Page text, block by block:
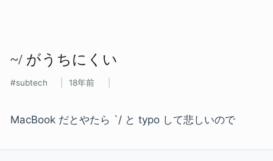
~/ が​うちに​くい
subtech 18年前
MacBook だとやたら `/ と typo して悲しいので